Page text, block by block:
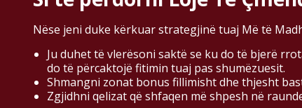
Nëse jeni duke kërkuar strategjinë tuaj Më të
Ju duhet të vlerësoni saktë se ku do të bjerë
do të përcaktojë fitimin tuaj pas shumëzuesit.
Shmangni zonat bonus fillimisht dhe thjesht
Zgjidhni qelizat që shfaqen më shpesh në